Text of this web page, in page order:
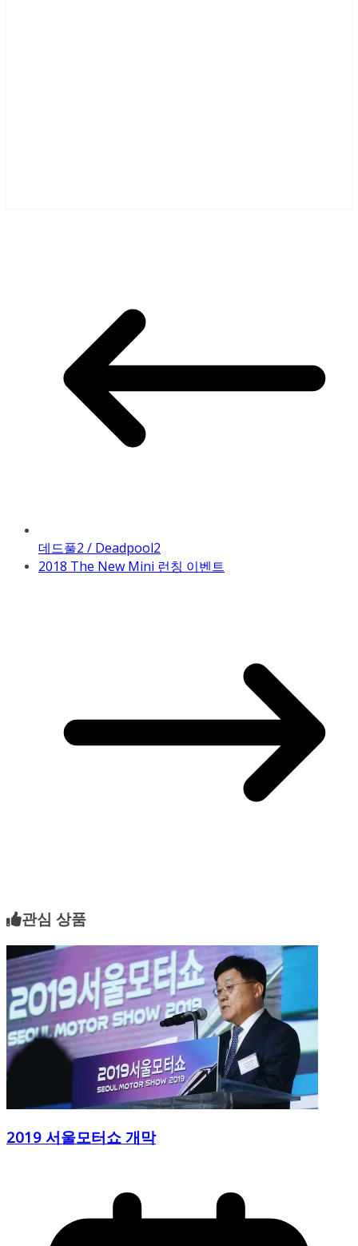
데드풀2 / Deadpool2
2018 The New Mini 런칭 이벤트
관심 상품
2019 서울모터쇼 개막